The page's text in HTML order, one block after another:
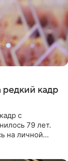
редкий кадр
с
79 лет.
на личной